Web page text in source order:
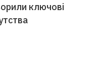
ключові